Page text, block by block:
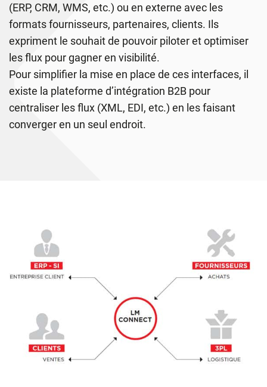
(ERP, CRM, WMS, etc.) ou en externe avec les
formats fournisseurs, partenaires, clients. Ils
expriment le souhait de pouvoir piloter et optimiser
les flux pour gagner en visibilité.
Pour simplifier la mise en place de ces interfaces, il
existe la plateforme d’intégration B2B pour
centraliser les flux (XML, EDI, etc.) en les faisant
converger en un seul endroit.